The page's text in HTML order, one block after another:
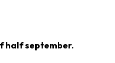
half september.